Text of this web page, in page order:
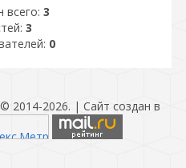
всего: 3
3
0
© 2014-2026. | Сайт создан в